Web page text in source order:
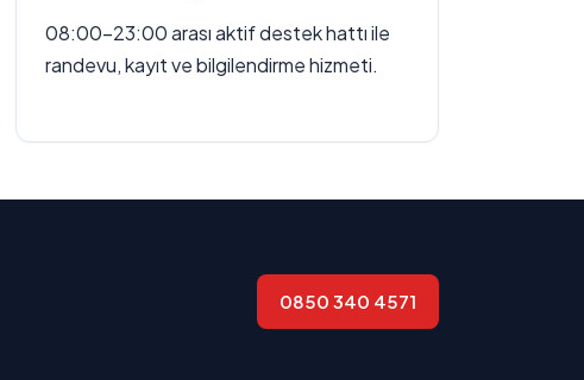
08:00–23:00 arası aktif destek hattı ile
randevu, kayıt ve bilgilendirme hizmeti.
0850 340 4571